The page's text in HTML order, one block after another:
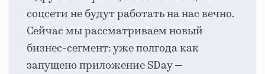
соцсети не будут работать на нас вечно.
Сейчас мы рассматриваем новый
бизнес-сегмент: уже полгода как
запущено приложение SDay —